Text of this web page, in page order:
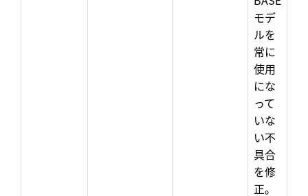
モデ
ルを
常に
使用
にな
って
いな
い不
具合
を修
正。